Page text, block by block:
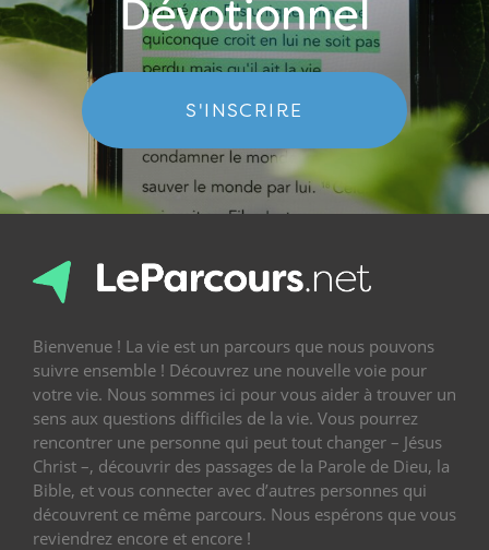
Dévotionnel
S'INSCRIRE
Bienvenue ! La vie est un parcours que nous pouvons
suivre ensemble ! Découvrez une nouvelle voie pour
votre vie. Nous sommes ici pour vous aider à trouver un
sens aux questions difficiles de la vie. Vous pourrez
rencontrer une personne qui peut tout changer – Jésus
Christ –, découvrir des passages de la Parole de Dieu, la
Bible, et vous connecter avec d’autres personnes qui
découvrent ce même parcours. Nous espérons que vous
reviendrez encore et encore !